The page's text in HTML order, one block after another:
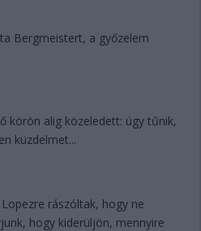
Bergmeistert, a győzelem
körön alig közeledett: úgy tűnik,
küzdelmet...
rászóltak, hogy ne
hogy kiderüljön, mennyire